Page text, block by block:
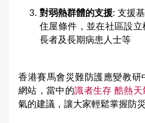
對弱熱群體的支援: 支援
住屋條件，並在社區設
長者及長期病患人士等
香港賽馬會災難防護應變教
網站，當中的識者生存 酷熱天
氣的建議，讓大家輕鬆掌握防